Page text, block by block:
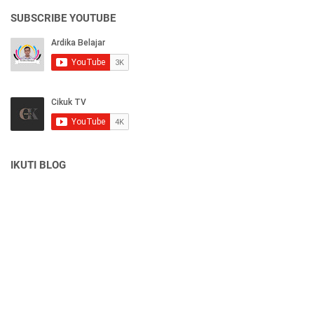
SUBSCRIBE YOUTUBE
IKUTI BLOG